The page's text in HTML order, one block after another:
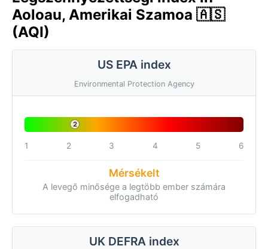
Aoloau, Amerikai Szamoa 🇦🇸
(AQI)
US EPA index
Environmental Protection Agency
2
1 2 3 4 5 6
Mérsékelt
A levegő minősége a legtöbb ember számára
elfogadható
UK DEFRA index